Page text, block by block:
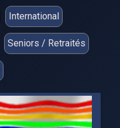
International
Seniors / Retraités